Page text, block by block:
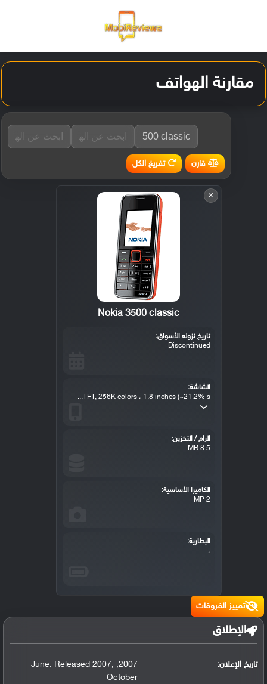
مقارنة الهواتف
قارن تفريغ الكل
×
Nokia 3500 classic
تاريخ نزوله الأسواق:
Discontinued
الشاشة:
TFT, 256K colors ، 1.8 inches (~21.2% s...
الرام / التخزين:
8.5 MB
الكاميرا الأساسية:
2 MP
البطارية:
،
تمييز الفروقات
الإطلاق
تاريخ الإعلان: 2007
,
June. Released 2007,
October